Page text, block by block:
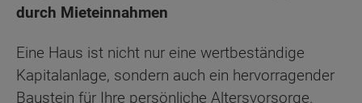
durch Mieteinnahmen
Eine Haus ist nicht nur eine wertbeständige
Kapitalanlage, sondern auch ein hervorragender
Baustein für Ihre persönliche Altersvorsorge.